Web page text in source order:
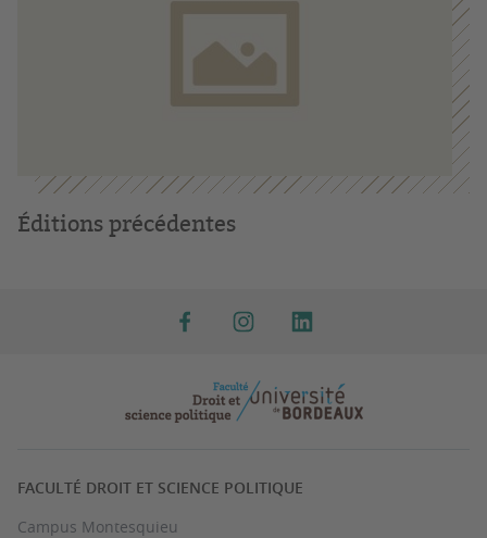
Éditions précédentes
FACULTÉ DROIT ET SCIENCE POLITIQUE
Campus Montesquieu